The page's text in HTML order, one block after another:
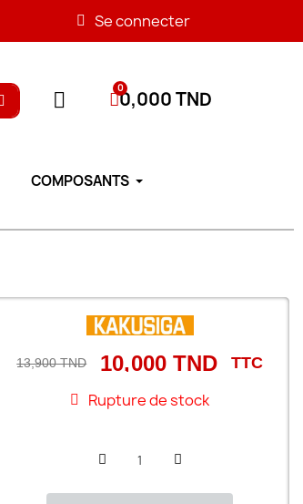
Se connecter
0,000 TND
COMPOSANTS
13,900 TND 10,000 TND TTC
Rupture de stock